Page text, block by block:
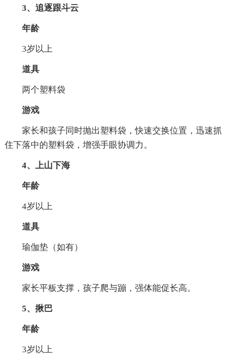
3、追逐跟斗云
年龄
3岁以上
道具
两个塑料袋
游戏
家长和孩子同时抛出塑料袋，快速交换位置，迅速抓
住下落中的塑料袋，增强手眼协调力。
4、上山下海
年龄
4岁以上
道具
瑜伽垫（如有）
游戏
家长平板支撑，孩子爬与蹦，强体能促长高。
5、揪巴
年龄
3岁以上